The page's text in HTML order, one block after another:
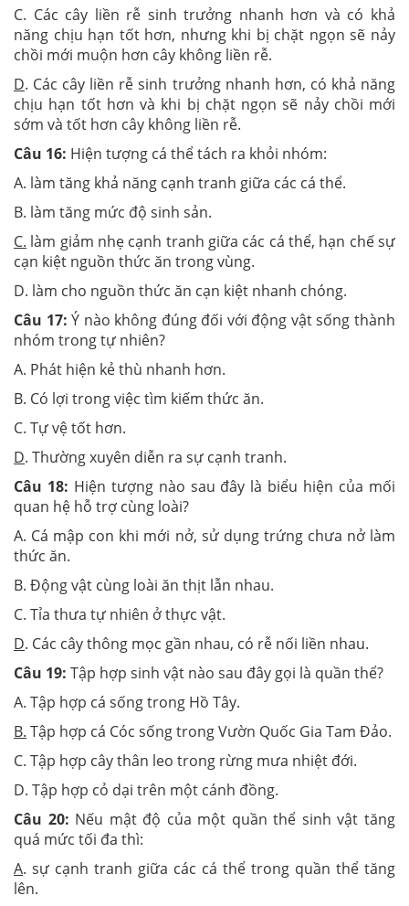
C. Các cây liền rễ sinh trưởng nhanh hơn và có khả
năng chịu hạn tốt hơn, nhưng khi bị chặt ngọn sẽ nảy
chồi mới muộn hơn cây không liền rễ.
D. Các cây liền rễ sinh trưởng nhanh hơn, có khả năng
chịu hạn tốt hơn và khi bị chặt ngọn sẽ nảy chồi mới
sớm và tốt hơn cây không liền rễ.
Câu 16: Hiện tượng cá thể tách ra khỏi nhóm:
A. làm tăng khả năng cạnh tranh giữa các cá thể.
B. làm tăng mức độ sinh sản.
C. làm giảm nhẹ cạnh tranh giữa các cá thể, hạn chế sự
cạn kiệt nguồn thức ăn trong vùng.
D. làm cho nguồn thức ăn cạn kiệt nhanh chóng.
Câu 17: Ý nào không đúng đối với động vật sống thành
nhóm trong tự nhiên?
A. Phát hiện kẻ thù nhanh hơn.
B. Có lợi trong việc tìm kiếm thức ăn.
C. Tự vệ tốt hơn.
D. Thường xuyên diễn ra sự cạnh tranh.
Câu 18: Hiện tượng nào sau đây là biểu hiện của mối
quan hệ hỗ trợ cùng loài?
A. Cá mập con khi mới nở, sử dụng trứng chưa nở làm
thức ăn.
B. Động vật cùng loài ăn thịt lẫn nhau.
C. Tỉa thưa tự nhiên ở thực vật.
D. Các cây thông mọc gần nhau, có rễ nối liền nhau.
Câu 19: Tập hợp sinh vật nào sau đây gọi là quần thể?
A. Tập hợp cá sống trong Hồ Tây.
B. Tập hợp cá Cóc sống trong Vườn Quốc Gia Tam Đảo.
C. Tập hợp cây thân leo trong rừng mưa nhiệt đới.
D. Tập hợp cỏ dại trên một cánh đồng.
Câu 20: Nếu mật độ của một quần thể sinh vật tăng
quá mức tối đa thì:
A. sự cạnh tranh giữa các cá thể trong quần thể tăng
lên.